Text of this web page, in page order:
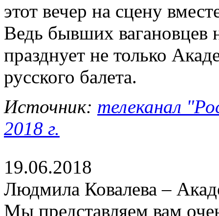
этот вечер на сцену
Ведь бывших вагановцев
празднует не только
русского балета.
Источник: телеканал
2018 г.
19.06.2018
Людмила Ковалева –
Мы представляем вам